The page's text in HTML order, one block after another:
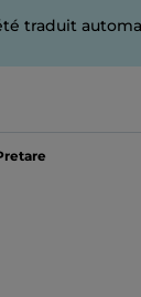
traduit